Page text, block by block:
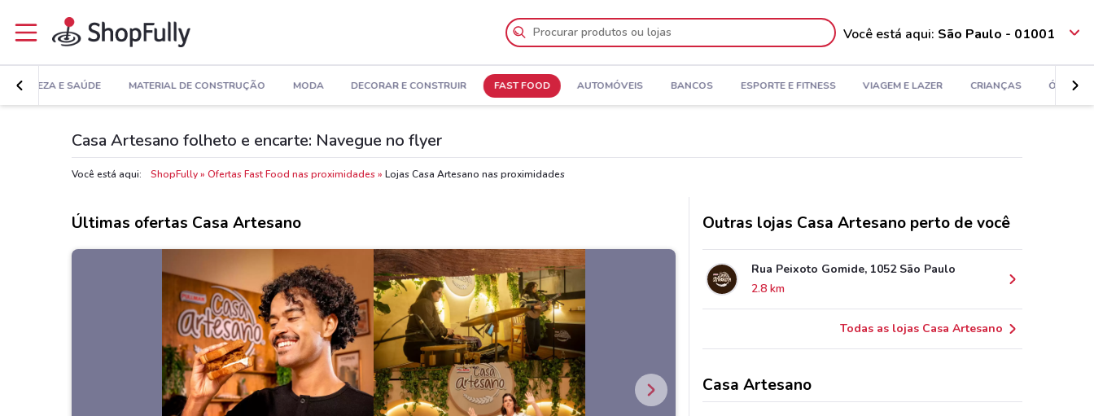
Você está aqui: São Paulo - 01001
BELEZA E SAÚDE MATERIAL DE CONSTRUÇÃO MODA DECORAR E CONSTRUIR FAST FOOD AUTOMÓVEIS BANCOS ESPORTE E FITNESS VIAGEM E LAZER CRIANÇAS ÓTICAS
Casa Artesano folheto e encarte: Navegue no flyer
Você está aqui: ShopFully Ofertas Fast Food nas proximidades Lojas Casa Artesano nas proximidades
Últimas ofertas Casa Artesano Outras lojas Casa Artesano perto de você
Rua Peixoto Gomide, 1052 São Paulo
2.8 km
Todas as lojas Casa Artesano
Casa Artesano